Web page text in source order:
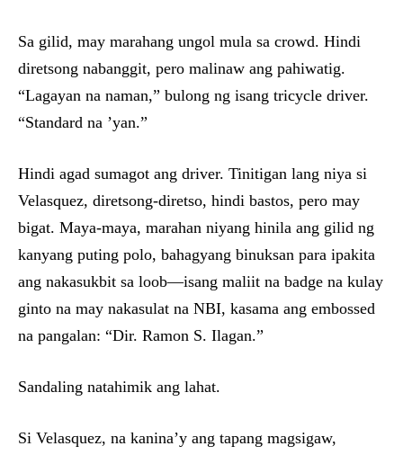
Sa gilid, may marahang ungol mula sa crowd. Hindi
diretsong nabanggit, pero malinaw ang pahiwatig.
“Lagayan na naman,” bulong ng isang tricycle driver.
“Standard na ’yan.”
Hindi agad sumagot ang driver. Tinitigan lang niya si
Velasquez, diretsong-diretso, hindi bastos, pero may
bigat. Maya-maya, marahan niyang hinila ang gilid ng
kanyang puting polo, bahagyang binuksan para ipakita
ang nakasukbit sa loob—isang maliit na badge na kulay
ginto na may nakasulat na NBI, kasama ang embossed
na pangalan: “Dir. Ramon S. Ilagan.”
Sandaling natahimik ang lahat.
Si Velasquez, na kanina’y ang tapang magsigaw,